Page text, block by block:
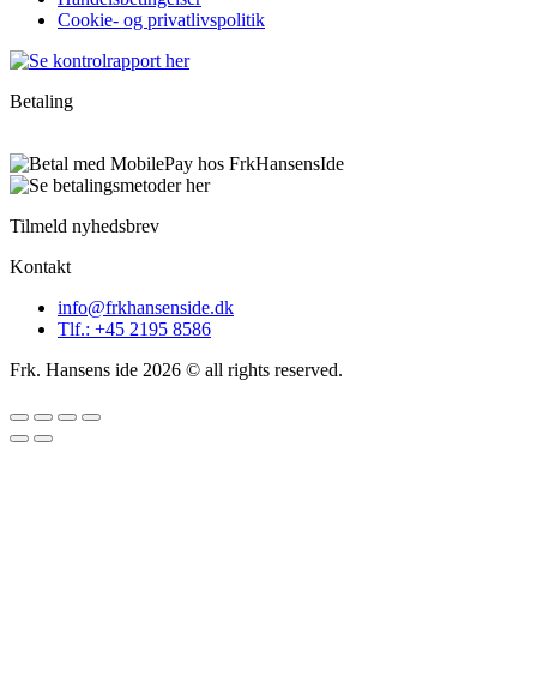
Cookie- og privatlivspolitik
Betaling
Tilmeld nyhedsbrev
Kontakt
info@frkhansenside.dk
Tlf.: +45 2195 8586
Frk. Hansens ide 2026 © all rights reserved.